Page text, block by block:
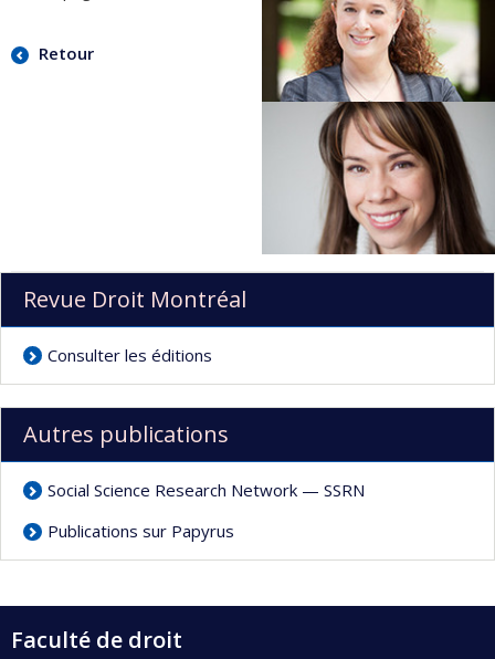
Retour
Revue Droit Montréal
Consulter les éditions
Autres publications
Social Science Research Network — SSRN
Publications sur Papyrus
Faculté de droit